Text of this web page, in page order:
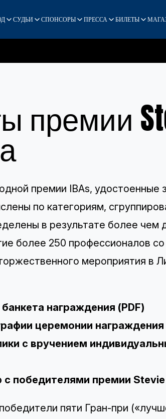
СУДЬИ СПОНСОРЫ ПРЕССА БИЛЕТЫ
премии
премии IBAs, удостоенные
по категориям,
в результате более чем
более 250 профессионалов
мероприятия в
награждения (PDF)
церемонии награждения
с вручением
победителями премии Stevie
пяти Гран-при